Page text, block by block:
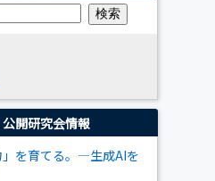
開研究会情報
を育てる。―生成AIを